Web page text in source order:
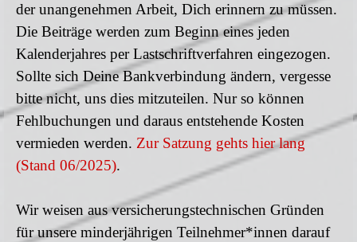
der unangenehmen Arbeit, Dich erinnern zu müssen.
Die Beiträge werden zum Beginn eines jeden
Kalenderjahres per Lastschriftverfahren eingezogen.
Sollte sich Deine Bankverbindung ändern, vergesse
bitte nicht, uns dies mitzuteilen. Nur so können
Fehlbuchungen und daraus entstehende Kosten
vermieden werden. Zur Satzung gehts hier lang
(Stand 06/2025).
Wir weisen aus versicherungstechnischen Gründen
für unsere minderjährigen Teilnehmer*innen darauf